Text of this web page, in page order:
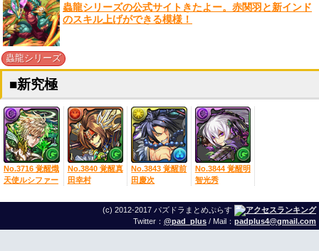
蟲龍シリーズの公式サイトきたよー。赤関羽と新インド
のスキル上げができる模様！
蟲龍シリーズ
■新究極
No.3716 覚醒熾
天使ルシファー
No.3840 覚醒真
田幸村
No.3843 覚醒前
田慶次
No.3844 覚醒明
智光秀
(c) 2012-2017 パズドラまとめぷらす
Twitter： @pad_plus / Mail： padplus4@gmail.com